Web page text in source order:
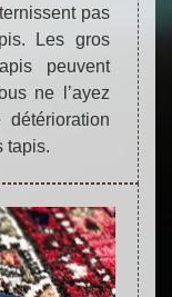
pas
Les gros
peuvent
ne l’ayez
tapis.